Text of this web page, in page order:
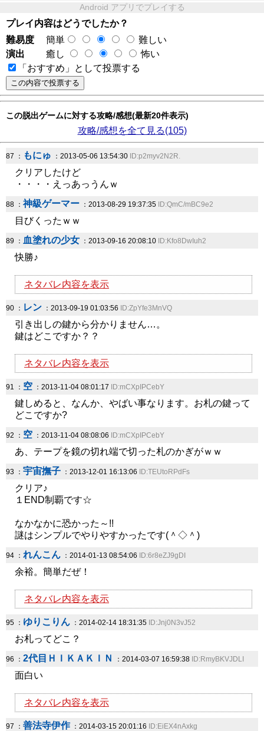
Android アプリでプレイする
プレイ内容はどうでしたか？
難易度
簡単
難しい
演出
癒し
怖い
「おすすめ」として投票する
この脱出ゲームに対する攻略/感想(最新20件表示)
攻略/感想を全て見る(105)
87 ： もにゅ ：2013-05-06 13:54:30 ID:p2myv2N2R.
クリアしたけど
・・・・えっあっうんｗ
88 ： 神級ゲーマー ：2013-08-29 19:37:35 ID:QmC/mBC9e2
目びくったｗｗ
89 ： 血塗れの少女 ：2013-09-16 20:08:10 ID:Kfo8DwIuh2
快勝♪
ネタバレ内容を表示
90 ： レン ：2013-09-19 01:03:56 ID:ZpYfe3MnVQ
引き出しの鍵から分かりません…。
鍵はどこですか？？
ネタバレ内容を表示
91 ： 空 ：2013-11-04 08:01:17 ID:mCXpIPCebY
鍵しめると、なんか、やばい事なります。お札の鍵って
どこですか?
92 ： 空 ：2013-11-04 08:08:06 ID:mCXpIPCebY
あ、テープを鏡の切れ端で切った札のかぎがｗｗ
93 ： 宇宙撫子 ：2013-12-01 16:13:06 ID:TEUtoRPdFs
クリア♪
１END制覇です☆
なかなかに恐かった～!!
謎はシンプルでやりやすかったです(＾◇＾)
94 ： れんこん ：2014-01-13 08:54:06 ID:6r8eZJ9gDI
余裕。簡単だぜ！
ネタバレ内容を表示
95 ： ゆりこりん ：2014-02-14 18:31:35 ID:Jnj0N3vJ52
お札ってどこ？
96 ： 2代目ＨＩＫＡＫＩＮ ：2014-03-07 16:59:38 ID:RmyBKVJDLI
面白い
ネタバレ内容を表示
97 ： 善法寺伊作 ：2014-03-15 20:01:16 ID:EiEX4nAxkg